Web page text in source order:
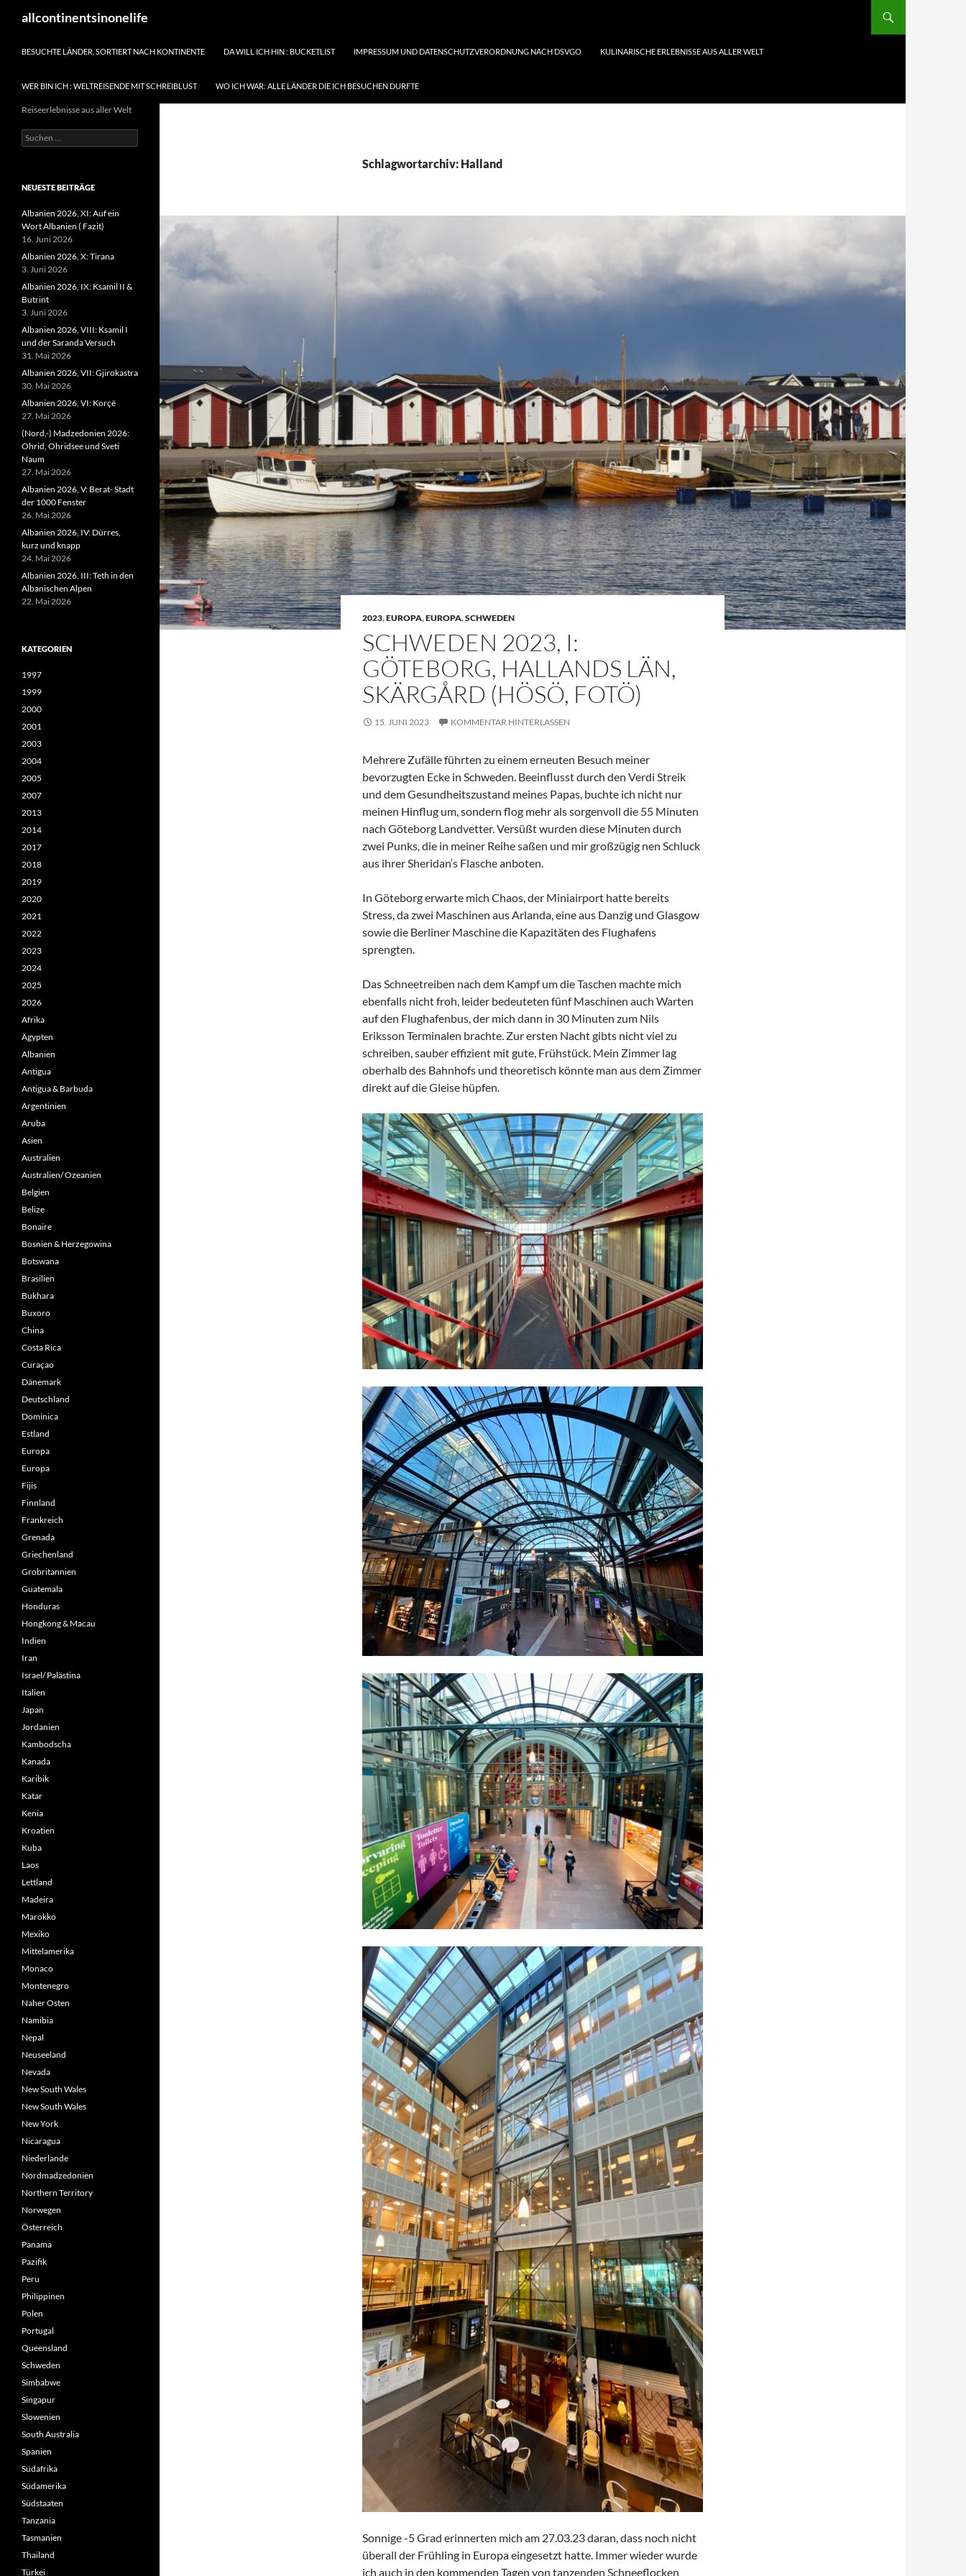
Inhaltallcontinentsinonelife
BESUCHTE LÄNDER, SORTIERT NACH KONTINENTE DA WILL ICH HIN : BUCKETLIST IMPRESSUM UND DATENSCHUTZVERORDNUNG NACH DSVGO KULINARISCHE ERLEBNISSE AUS ALLER WELT
WER BIN ICH : WELTREISENDE MIT SCHREIBLUST WO ICH WAR: ALLE LÄNDER DIE ICH BESUCHEN DURFTE
Schlagwortarchiv: Halland
2023,EUROPA,EUROPA,SCHWEDEN
SCHWEDEN 2023, I:
GÖTEBORG, HALLANDS LÄN,
SKÄRGÅRD (HÖSÖ, FOTÖ)
15. JUNI 2023 KOMMENTAR HINTERLASSEN
Mehrere Zufälle führten zu einem erneuten Besuch meiner
bevorzugten Ecke in Schweden. Beeinflusst durch den Verdi Streik
und dem Gesundheitszustand meines Papas, buchte ich nicht nur
meinen Hinflug um, sondern flog mehr als sorgenvoll die 55 Minuten
nach Göteborg Landvetter. Versüßt wurden diese Minuten durch
zwei Punks, die in meiner Reihe saßen und mir großzügig nen Schluck
aus ihrer Sheridan‘s Flasche anboten.
In Göteborg erwarte mich Chaos, der Miniairport hatte bereits
Stress, da zwei Maschinen aus Arlanda, eine aus Danzig und Glasgow
sowie die Berliner Maschine die Kapazitäten des Flughafens
sprengten.
Das Schneetreiben nach dem Kampf um die Taschen machte mich
ebenfalls nicht froh, leider bedeuteten fünf Maschinen auch Warten
auf den Flughafenbus, der mich dann in 30 Minuten zum Nils
Eriksson Terminalen brachte. Zur ersten Nacht gibts nicht viel zu
schreiben, sauber effizient mit gute, Frühstück. Mein Zimmer lag
oberhalb des Bahnhofs und theoretisch könnte man aus dem Zimmer
direkt auf die Gleise hüpfen.
Sonnige -5 Grad erinnerten mich am 27.03.23 daran, dass noch nicht
überall der Frühling in Europa eingesetzt hatte. Immer wieder wurde
ich auch in den kommenden Tagen von tanzenden Schneeflocken
Reiseerlebnisse aus aller Welt
Suchen
nach:
NEUESTE BEITRÄGE
Albanien 2026, XI: Auf ein
Wort Albanien ( Fazit)
16. Juni 2026
Albanien 2026, X: Tirana
3. Juni 2026
Albanien 2026, IX: Ksamil II &
Butrint
3. Juni 2026
Albanien 2026, VIII: Ksamil I
und der Saranda Versuch
31. Mai 2026
Albanien 2026, VII: Gjirokastra
30. Mai 2026
Albanien 2026, VI: Korçë
27. Mai 2026
(Nord,-) Madzedonien 2026:
Ohrid, Ohridsee und Sveti
Naum
27. Mai 2026
Albanien 2026, V: Berat- Stadt
der 1000 Fenster
26. Mai 2026
Albanien 2026, IV: Dürres,
kurz und knapp
24. Mai 2026
Albanien 2026, III: Teth in den
Albanischen Alpen
22. Mai 2026
KATEGORIEN
1997
1999
2000
2001
2003
2004
2005
2007
2013
2014
2017
2018
2019
2020
2021
2022
2023
2024
2025
2026
Afrika
Ägypten
Albanien
Antigua
Antigua & Barbuda
Argentinien
Aruba
Asien
Australien
Australien/ Ozeanien
Belgien
Belize
Bonaire
Bosnien & Herzegowina
Botswana
Brasilien
Bukhara
Buxoro
China
Costa Rica
Curaçao
Dänemark
Deutschland
Dominica
Estland
Europa
Europa
Fijis
Finnland
Frankreich
Grenada
Griechenland
Grobritannien
Guatemala
Honduras
Hongkong & Macau
Indien
Iran
Israel/ Palästina
Italien
Japan
Jordanien
Kambodscha
Kanada
Karibik
Katar
Kenia
Kroatien
Kuba
Laos
Lettland
Madeira
Marokko
Mexiko
Mittelamerika
Monaco
Montenegro
Naher Osten
Namibia
Nepal
Neuseeland
Nevada
New South Wales
New South Wales
New York
Nicaragua
Niederlande
Nordmadzedonien
Northern Territory
Norwegen
Österreich
Panama
Pazifik
Peru
Philippinen
Polen
Portugal
Queensland
Schweden
Simbabwe
Singapur
Slowenien
South Australia
Spanien
Südafrika
Südamerika
Südstaaten
Tanzania
Tasmanien
Thailand
Türkei